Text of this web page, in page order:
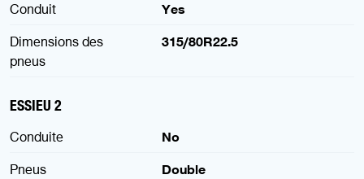
Conduit
Yes
Dimensions des
pneus
315/80R22.5
ESSIEU 2
Conduite
No
Pneus
Double